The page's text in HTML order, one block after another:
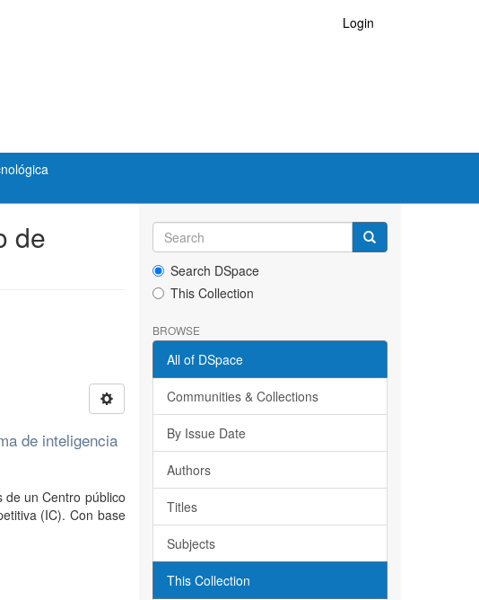
Login
de
de inteligencia
de un Centro público
(IC). Con base
Search DSpace
This Collection
BROWSE
All of DSpace
Communities & Collections
By Issue Date
Authors
Titles
Subjects
This Collection